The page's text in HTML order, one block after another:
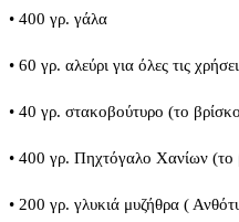
• 400 γρ. γάλα
• 60 γρ. αλεύρι για όλες τις
• 40 γρ. στακοβούτυρο (το
• 400 γρ. Πηχτόγαλο Χανίων (το
• 200 γρ. γλυκιά μυζήθρα (